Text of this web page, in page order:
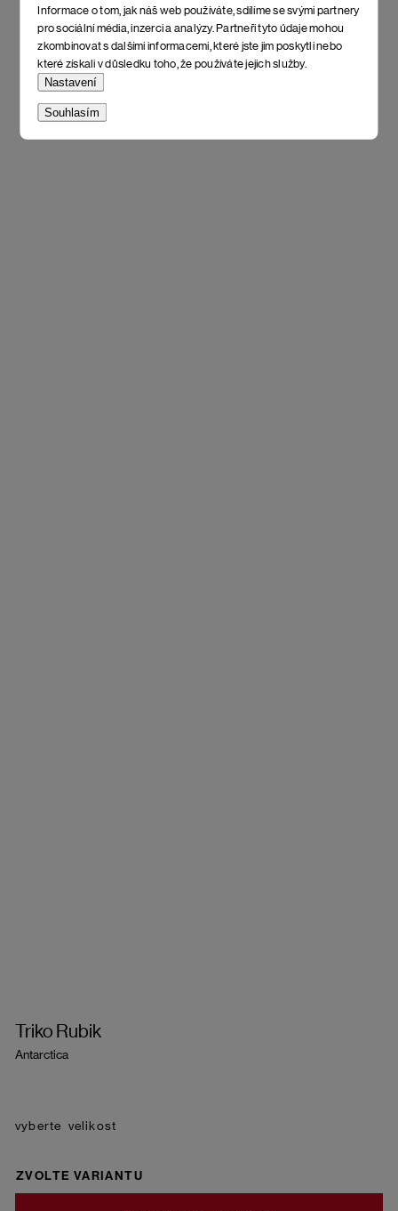
Informace o tom, jak náš web používáte, sdílíme se svými partnery
pro sociální média, inzerci a analýzy. Partneři tyto údaje mohou
zkombinovat s dalšími informacemi, které jste jim poskytli nebo
které získali v důsledku toho, že používáte jejich služby.
Nastavení
Souhlasím
Triko Rubik
Antarctica
velikost
ZVOLTE VARIANTU